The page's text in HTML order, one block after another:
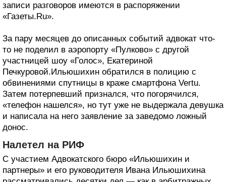
записи разговоров имеются в распоряжении
«Газеты.Ru».
За пару месяцев до описанных событий адвокат что-
то не поделил в аэропорту «Пулково» с другой
участницей шоу «Голос», Екатериной
Печкуровой.Ильюшихин обратился в полицию с
обвинениями спутницы в краже смартфона Vertu.
Затем потерпевший признался, что погорячился,
«телефон нашелся», но тут уже не выдержала девушка
и написала на него заявление за заведомо ложный
донос.
Налетел на РИФ
С участием Адвокатского бюро «Ильюшихин и
партнеры» и его руководителя Ивана Ильюшихина